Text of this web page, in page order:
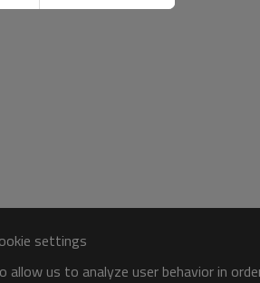
settings
allow us to analyze user behavior in